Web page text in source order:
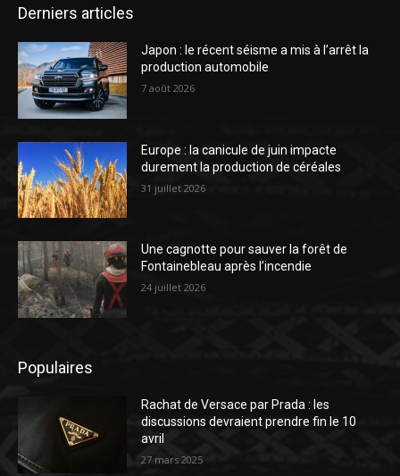
Derniers articles
Japon : le récent séisme a mis à l’arrêt la
production automobile
7 août 2026
Europe : la canicule de juin impacte
durement la production de céréales
31 juillet 2026
Une cagnotte pour sauver la forêt de
Fontainebleau après l’incendie
24 juillet 2026
Populaires
Rachat de Versace par Prada : les
discussions devraient prendre fin le 10
avril
27 mars 2025